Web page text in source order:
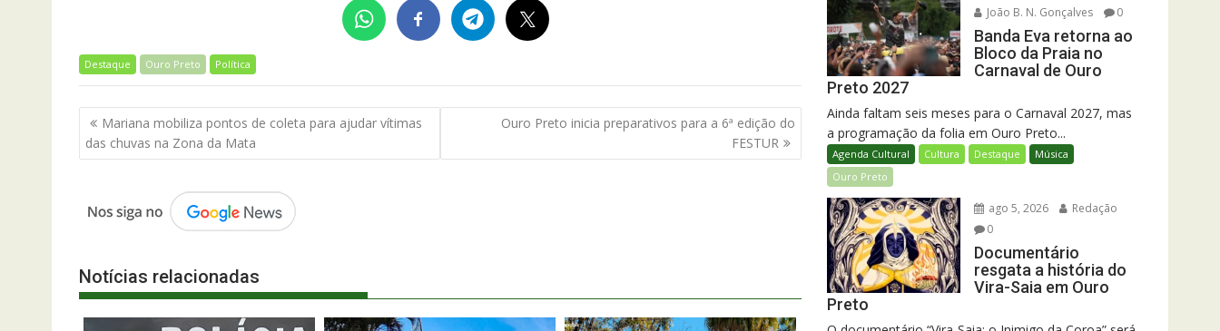
Destaque Ouro Preto Política
Navegação
de
Post
Mariana mobiliza pontos de coleta para ajudar vítimas
das chuvas na Zona da Mata
Ouro Preto inicia preparativos para a 6ª edição do
FESTUR
Notícias relacionadas
João B. N. Gonçalves
0
Banda Eva retorna ao
Bloco da Praia no
Carnaval de Ouro
Preto 2027
Ainda faltam seis meses para o Carnaval 2027, mas
a programação da folia em Ouro Preto...
Agenda Cultural Cultura Destaque
Música
Ouro Preto
ago 5, 2026
Redação
0
Documentário
resgata a história do
Vira-Saia em Ouro
Preto